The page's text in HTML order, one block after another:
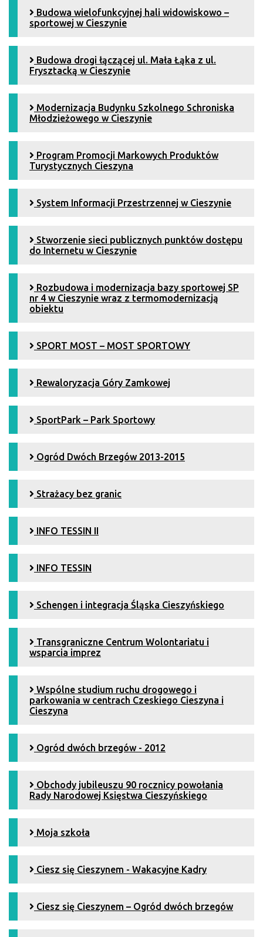
Budowa wielofunkcyjnej hali widowiskowo –
sportowej w Cieszynie
Budowa drogi łączącej ul. Mała Łąka z ul.
Frysztacką w Cieszynie
Modernizacja Budynku Szkolnego Schroniska
Młodzieżowego w Cieszynie
Program Promocji Markowych Produktów
Turystycznych Cieszyna
System Informacji Przestrzennej w Cieszynie
Stworzenie sieci publicznych punktów dostępu
do Internetu w Cieszynie
Rozbudowa i modernizacja bazy sportowej SP
nr 4 w Cieszynie wraz z termomodernizacją
obiektu
SPORT MOST – MOST SPORTOWY
Rewaloryzacja Góry Zamkowej
SportPark – Park Sportowy
Ogród Dwóch Brzegów 2013-2015
Strażacy bez granic
INFO TESSIN II
INFO TESSIN
Schengen i integracja Śląska Cieszyńskiego
Transgraniczne Centrum Wolontariatu i
wsparcia imprez
Wspólne studium ruchu drogowego i
parkowania w centrach Czeskiego Cieszyna i
Cieszyna
Ogród dwóch brzegów - 2012
Obchody jubileuszu 90 rocznicy powołania
Rady Narodowej Księstwa Cieszyńskiego
Moja szkoła
Ciesz się Cieszynem - Wakacyjne Kadry
Ciesz się Cieszynem – Ogród dwóch brzegów